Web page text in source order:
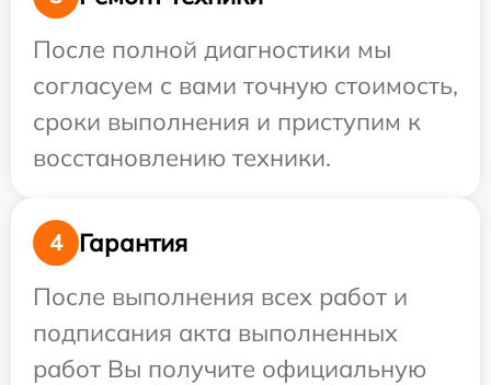
После полной диагностики мы
согласуем с вами точную стоимость,
сроки выполнения и приступим к
восстановлению техники.
4
Гарантия
После выполнения всех работ и
подписания акта выполненных
работ Вы получите официальную